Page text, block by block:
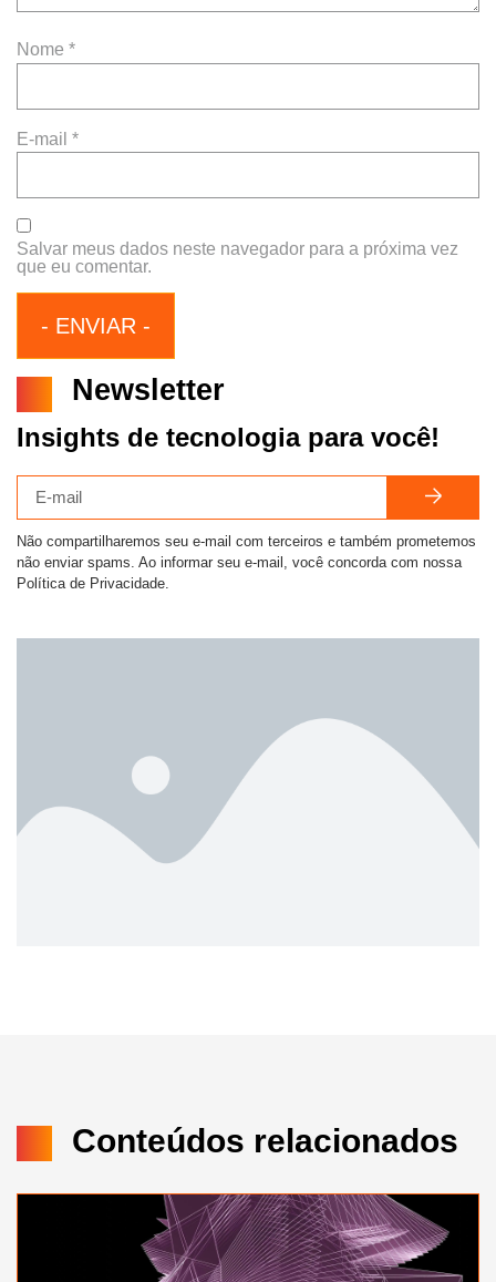
Nome *
E-mail *
Salvar meus dados neste navegador para a próxima vez
que eu comentar.
Newsletter
Insights de tecnologia para você!
Não compartilharemos seu e-mail com terceiros e também prometemos
não enviar spams. Ao informar seu e-mail, você concorda com nossa
Política de Privacidade.
Conteúdos relacionados